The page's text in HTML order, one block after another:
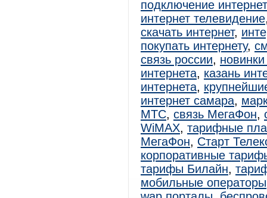
подключение
интернет телевидение
скачать интернет,
покупать интернету,
связь россии,
интернета, казань
интернета,
интернет самара,
МТС, связь МегаФон,
WiMAX, тарифные
МегаФон, Старт
корпоративные
тарифы Билайн,
мобильные операторы